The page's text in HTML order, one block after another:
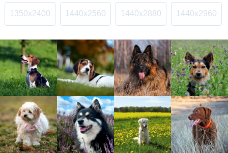
1350x2400 1440x2560 1440x2880 1440x2960